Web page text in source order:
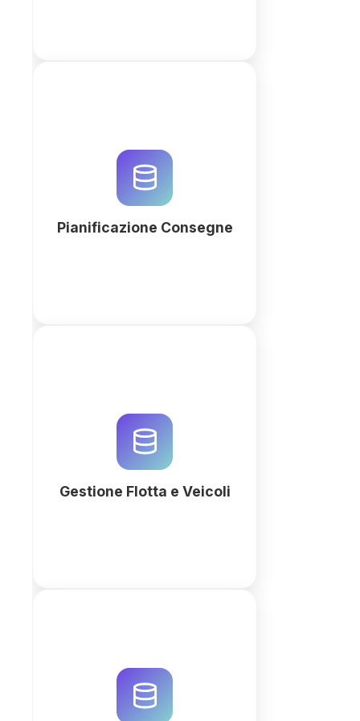
Pianificazione Consegne
percorsi, autisti e ordini in un
unico workspace relazionale
generato con l'intelligenza
Gestione Flotta e Veicoli
personalizzato. Gestisci
manutenzioni, conducenti e costi
con QuintaDB AI Workspace.
QuintaDB. Crea un sistema di
monitoraggio spedizioni real-
time personalizzato con AI per